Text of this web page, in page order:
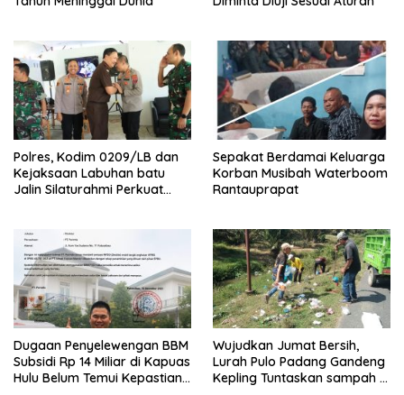
Polres, Kodim 0209/LB dan
Kejaksaan Labuhan batu
Jalin Silaturahmi Perkuat
Sepakat Berdamai Keluarga
Korban Musibah Waterboom
Rantauprapat
Dugaan Penyelewengan BBM
Subsidi Rp 14 Miliar di Kapuas
Hulu Belum Temui Kepastian
Wujudkan Jumat Bersih,
Lurah Pulo Padang Gandeng
Kepling Tuntaskan sampah di